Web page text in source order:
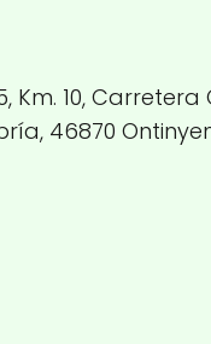
Km. 10,
46870